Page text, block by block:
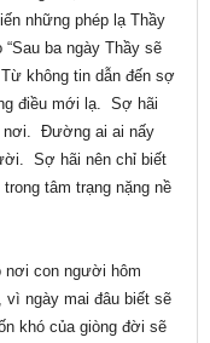
những phép lạ Thầy
ba ngày Thầy sẽ
không tin dẫn đến sợ
điều mới lạ. Sợ hãi
nơi. Đường ai ai nấy
Sợ hãi nên chỉ biết
tâm trạng nặng nề
nơi con người hôm
ngày mai đâu biết sẽ
khó của giòng đời sẽ